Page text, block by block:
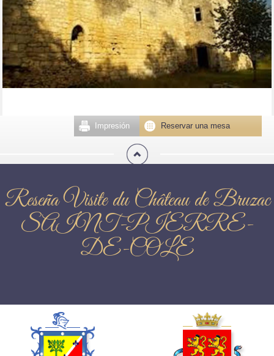
Reservar una mesa
Impresión
Reseña Visite du Château de Bruzac
SAINT-PIERRE-
DE-COLE